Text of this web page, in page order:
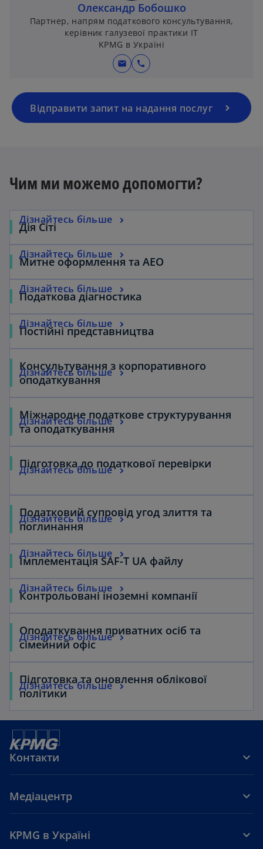
Олександр Бобошко
Партнер, напрям податкового консультування,
керівник галузевої практики IT
KPMG в Україні
mail call
Відправити запит на надання послуг
Чим ми можемо допомогти?
Дія Сіті
Дізнайтесь більше
Митне оформлення та АЕО
Дізнайтесь більше
Податкова діагностика
Дізнайтесь більше
Постійні представництва
Дізнайтесь більше
Консультування з корпоративного
оподаткування
Дізнайтесь більше
Міжнародне податкове структурування
та оподаткування
Дізнайтесь більше
Підготовка до податкової перевірки
Дізнайтесь більше
Податковий супровід угод злиття та
поглинання
Дізнайтесь більше
Імплементація SAF-T UA файлу
Дізнайтесь більше
Контрольовані іноземні компанії
Дізнайтесь більше
Оподаткування приватних осіб та
сімейний офіс
Дізнайтесь більше
Підготовка та оновлення облікової
політики
Дізнайтесь більше
Контакти
Медіацентр
KPMG в Україні